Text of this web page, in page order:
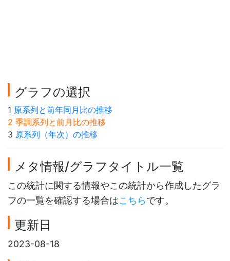
グラフの選択
1 原系列と前年同月比の推移
2 季調系列と前月比の推移
3 原系列（年次）の推移
メタ情報/グラフタイトル一覧
この統計に関する情報やこの統計から作成したグラ
フの一覧を確認する場合はこちらです。
更新日
2023-08-18